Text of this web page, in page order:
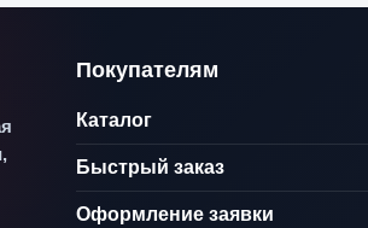
Покупателям
Каталог
Быстрый заказ
Оформление заявки